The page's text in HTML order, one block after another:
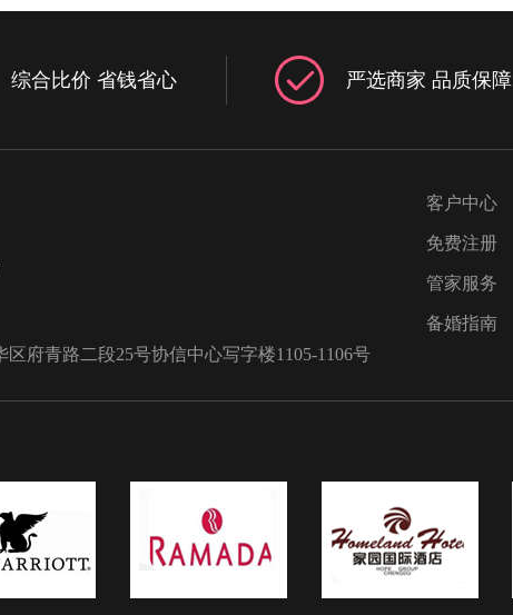
综合比价 省钱省心 严选商家 品质保障
府青路二段25号协信中心写字楼1105-1106号
客户中心
免费注册
管家服务
备婚指南